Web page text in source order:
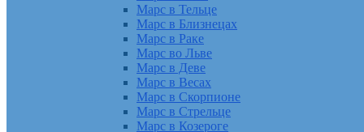
Марс в Тельце
Марс в Близнецах
Марс в Раке
Марс во Льве
Марс в Деве
Марс в Весах
Марс в Скорпионе
Марс в Стрельце
Марс в Козероге